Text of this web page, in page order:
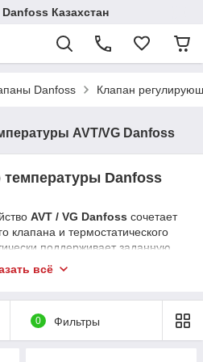
Казахстан
Danfoss Клапан
AVT/VG Danfoss
температуры Danfoss
AVT / VG Danfoss сочетает
клапана и термостатического
поддерживает заданную
внешнего питания, контролируя
DN 15, 20, 25, 32. Диапазоны
°C. Класс давления: PN 16 /
бронза; термочувствительный
— EPDM / NBR. Используется
всё
0 Фильтры